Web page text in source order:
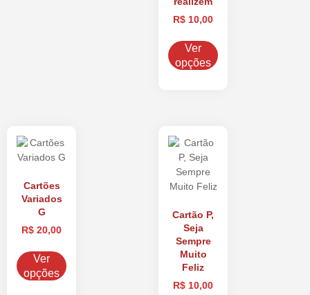
R$ 10,00
Ver
opções
Cartões
Variados
G
R$ 20,00
Ver
opções
Cartão P,
Seja
Sempre
Muito
Feliz
R$ 10,00